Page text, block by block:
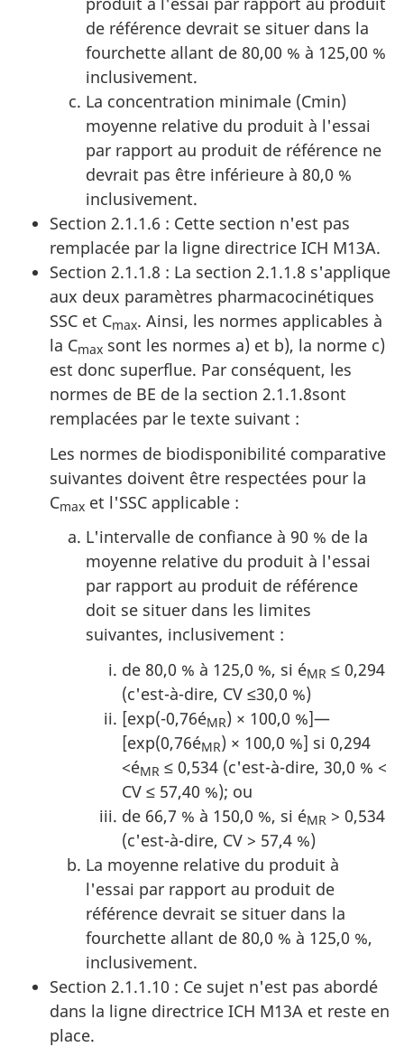
de référence devrait se situer dans la
fourchette allant de 80,00 % à 125,00 %
inclusivement.
La concentration minimale (Cmin)
moyenne relative du produit à l'essai
par rapport au produit de référence ne
devrait pas être inférieure à 80,0 %
inclusivement.
Section 2.1.1.6 : Cette section n'est pas
remplacée par la ligne directrice ICH M13A.
Section 2.1.1.8 : La section 2.1.1.8 s'applique
aux deux paramètres pharmacocinétiques
SSC et Cmax. Ainsi, les normes applicables à
la Cmax sont les normes a) et b), la norme c)
est donc superflue. Par conséquent, les
normes de BE de la section 2.1.1.8sont
remplacées par le texte suivant :
Les normes de biodisponibilité comparative
suivantes doivent être respectées pour la
Cmax et l'SSC applicable :
L'intervalle de confiance à 90 % de la
moyenne relative du produit à l'essai
par rapport au produit de référence
doit se situer dans les limites
suivantes, inclusivement :
de 80,0 % à 125,0 %, si éMR ≤ 0,294
(c'est-à-dire, CV ≤30,0 %)
[exp(-0,76éMR) × 100,0 %]—
[exp(0,76éMR) × 100,0 %] si 0,294
<éMR ≤ 0,534 (c'est-à-dire, 30,0 % <
CV ≤ 57,40 %); ou
de 66,7 % à 150,0 %, si éMR > 0,534
(c'est-à-dire, CV > 57,4 %)
La moyenne relative du produit à
l'essai par rapport au produit de
référence devrait se situer dans la
fourchette allant de 80,0 % à 125,0 %,
inclusivement.
Section 2.1.1.10 : Ce sujet n'est pas abordé
dans la ligne directrice ICH M13A et reste en
place.